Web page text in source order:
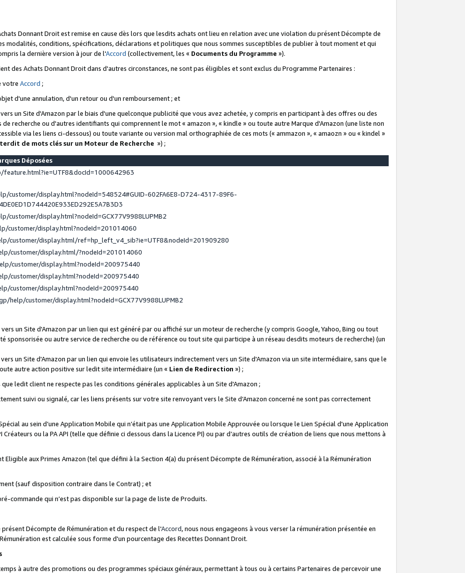
Donnant Droit est remise en cause dès lors que lesdits achats ont lieu en relation avec une violation du présent Décompte de
modalités, conditions, spécifications, déclarations et politiques que nous sommes susceptibles de publier à tout moment et qui
la dernière version à jour de l'Accord (collectivement, les « Documents du Programme »).
des Achats Donnant Droit dans d'autres circonstances, ne sont pas éligibles et sont exclus du Programme Partenaires :
votre Accord ;
d'une annulation, d'un retour ou d'un remboursement ; et
un Site d'Amazon par le biais d'une quelconque publicité que vous avez achetée, y compris en participant à des offres ou des
recherche ou d'autres identifiants qui comprennent le mot « amazon », « kindle » ou toute autre Marque d'Amazon (une liste non
via les liens ci-dessous) ou toute variante ou version mal orthographiée de ces mots (« ammazon », « amaozn » ou « kindel »
de mots clés sur un Moteur de Recherche ») ;
Déposées
customer/display.html?nodeId=548524#GUID-602FA6E8-D724-4317-89F6-
customer/display.html?nodeId=GCX77V9988LUPMB2
customer/display.html?nodeId=201014060
customer/display.html/ref=hp_left_v4_sib?ie=UTF8&nodeId=201909280
customer/display.html/?nodeId=201014060
customer/display.html?nodeId=200975440
customer/display.html?nodeId=200975440
customer/display.html?nodeId=200975440
help/customer/display.html?nodeId=GCX77V9988LUPMB2
un Site d'Amazon par un lien qui est généré par ou affiché sur un moteur de recherche (y compris Google, Yahoo, Bing ou tout
sponsorisée ou autre service de recherche ou de référence ou tout site qui participe à un réseau desdits moteurs de recherche) (un
un Site d'Amazon par un lien qui envoie les utilisateurs indirectement vers un Site d'Amazon via un site intermédiaire, sans que le
autre action positive sur ledit site intermédiaire (un « Lien de Redirection ») ;
ledit client ne respecte pas les conditions générales applicables à un Site d'Amazon ;
suivi ou signalé, car les liens présents sur votre site renvoyant vers le Site d’Amazon concerné ne sont pas correctement
au sein d’une Application Mobile qui n’était pas une Application Mobile Approuvée ou lorsque le Lien Spécial d'une Application
Créateurs ou la PA API (telle que définie ci dessous dans la Licence PI) ou par d’autres outils de création de liens que nous mettons à
aux Primes Amazon (tel que défini à la Section 4(a) du présent Décompte de Rémunération, associé à la Rémunération
(sauf disposition contraire dans le Contrat) ; et
commande qui n’est pas disponible sur la page de liste de Produits.
Décompte de Rémunération et du respect de l'Accord, nous nous engageons à vous verser la rémunération présentée en
est calculée sous forme d'un pourcentage des Recettes Donnant Droit.
à autre des promotions ou des programmes spéciaux généraux, permettant à tous ou à certains Partenaires de percevoir une